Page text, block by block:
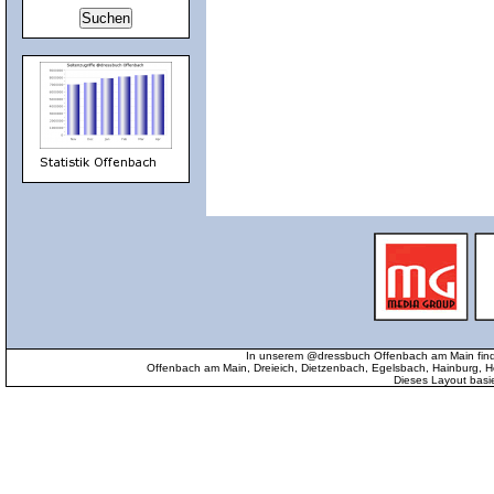
In unserem @dressbuch Offenbach am Main
Offenbach am Main, Dreieich, Dietzenbach, Egelsbach, Hainburg,
Dieses Layout